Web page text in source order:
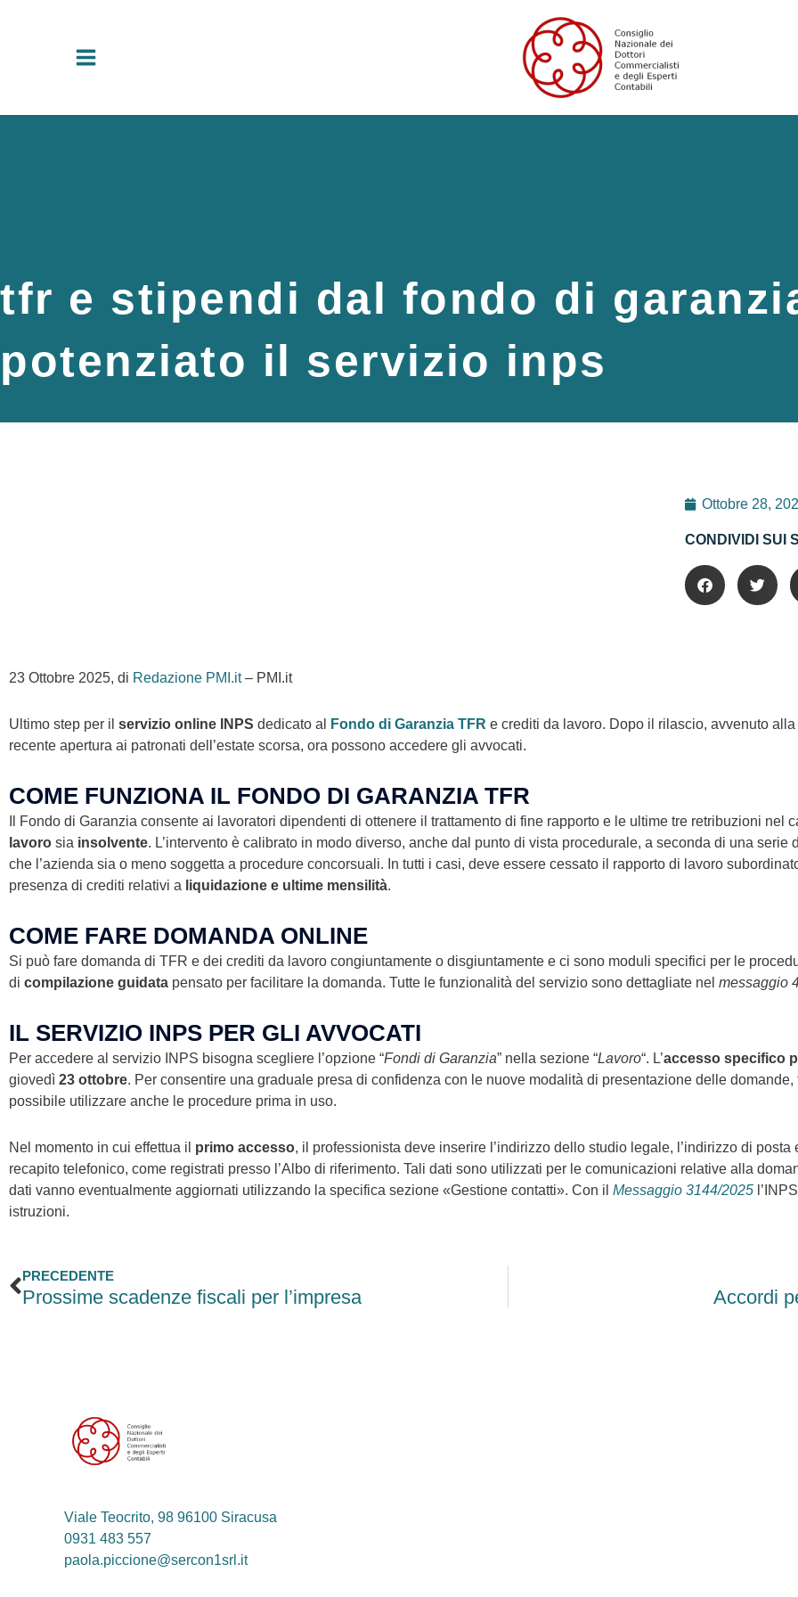
tfr e stipendi dal fondo di
potenziato il servizio inps
Ottobre 28,
CONDIVIDI SUI
23 Ottobre 2025, di Redazione PMI.it– PMI.it
Ultimo step per il servizio online INPS dedicato al Fondo di Garanzia TFR e crediti da lavoro. Dopo il rilascio, avvenuto
recente apertura ai patronati dell’estate scorsa, ora possono accedere gli avvocati.
COME FUNZIONA IL FONDO DI GARANZIA TFR
Il Fondo di Garanzia consente ai lavoratori dipendenti di ottenere il trattamento di fine rapporto e le ultime tre retribuzioni nel
lavoro sia insolvente. L’intervento è calibrato in modo diverso, anche dal punto di vista procedurale, a seconda di una serie
che l’azienda sia o meno soggetta a procedure concorsuali. In tutti i casi, deve essere cessato il rapporto di lavoro
presenza di crediti relativi a liquidazione e ultime mensilità.
COME FARE DOMANDA ONLINE
Si può fare domanda di TFR e dei crediti da lavoro congiuntamente o disgiuntamente e ci sono moduli specifici per le
di compilazione guidata pensato per facilitare la domanda. Tutte le funzionalità del servizio sono dettagliate nel messaggio
IL SERVIZIO INPS PER GLI AVVOCATI
Per accedere al servizio INPS bisogna scegliere l’opzione “Fondi di Garanzia” nella sezione “Lavoro“. L’accesso specifico
giovedì 23 ottobre. Per consentire una graduale presa di confidenza con le nuove modalità di presentazione delle
possibile utilizzare anche le procedure prima in uso.
Nel momento in cui effettua il primo accesso, il professionista deve inserire l’indirizzo dello studio legale, l’indirizzo di
recapito telefonico, come registrati presso l’Albo di riferimento. Tali dati sono utilizzati per le comunicazioni relative alla
dati vanno eventualmente aggiornati utilizzando la specifica sezione «Gestione contatti». Con il Messaggio 3144/2025
istruzioni.
Precedente
PRECEDENTE
Prossime scadenze fiscali per l’impresa Accordi
Viale Teocrito, 98 96100 Siracusa
0931 483 557
paola.piccione@sercon1srl.it